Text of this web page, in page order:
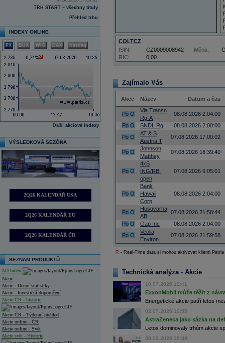
TRH START – všechny tituly
Přehled trhu
INDEXY ONLINE
PX BUX WIG DAX Nasdaq
Další akciové indexy
VÝSLEDKOVÁ SEZÓNA
2Q26 KALENDÁŘ USA
2Q26 KALENDÁŘ EU
2Q26 KALENDÁŘ ČR
SEZNAM PRODUKTŮ
AD Index
Akcie
Akcie - Denní statistiky
Akcie - Investiční doporučení
Akcie ČR - historie
Akcie ČR - Týdenní přehled
Akcie online - ČR
Akcie online - Svět
Akcie svět - Historie
COLTCZ
RIC: 0,00
ISIN: CZ0009008942 Měna:
Zajímalo Vás
Akce Název Datum a čas
Po O
Via Transn
Rg-A
08.08.2026 2:04:00
Po O SNDL Rg
08.08.2026 2:00:00
Po O
AT & S
Austria T
07.08.2026 17:00:02
Po O
Johnson
Matthey
07.08.2026 18:39:40
Po O
4xS
ING/RBI
open
07.08.2026 9:05:01
Po O
Bank
Hawaii
Corp
08.08.2026 2:04:00
Po O
Husqvarna
AB
07.08.2026 21:58:44
Po O Gap Inc
08.08.2026 2:04:00
Po O
Veolia
Environ
07.08.2026 21:59:58
R - Real-Time data si mohou aktivovat klienti
Technická analýza - Akcie
10.07.2026 10:41
ExxonMobil může těžit z
Energetické akcie patří letos
02.07.2026 10:55
AstraZeneca jako sázka na
Letos dominovaly trhům akcie
30.06.2026 16:39